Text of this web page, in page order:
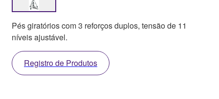
Pés giratórios com 3 reforços duplos, tensão de 11
níveis ajustável.
Registro de Produtos